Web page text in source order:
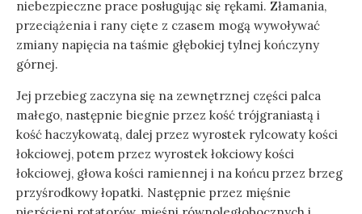
niebezpieczne prace posługując się rękami. Złamania,
przeciążenia i rany cięte z czasem mogą wywoływać
zmiany napięcia na taśmie głębokiej tylnej kończyny
górnej.
Jej przebieg zaczyna się na zewnętrznej części palca
małego, następnie biegnie przez kość trójgraniastą i
kość haczykowatą, dalej przez wyrostek rylcowaty kości
łokciowej, potem przez wyrostek łokciowy kości
łokciowej, głowa kości ramiennej i na końcu przez brzeg
przyśrodkowy łopatki. Następnie przez mięśnie